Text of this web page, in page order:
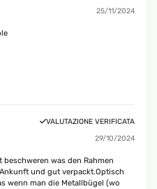
25/11/2024
VALUTAZIONE VERIFICATA
29/10/2024
was den Rahmen
und gut verpackt.Optisch
wenn man die Metallbügel (wo